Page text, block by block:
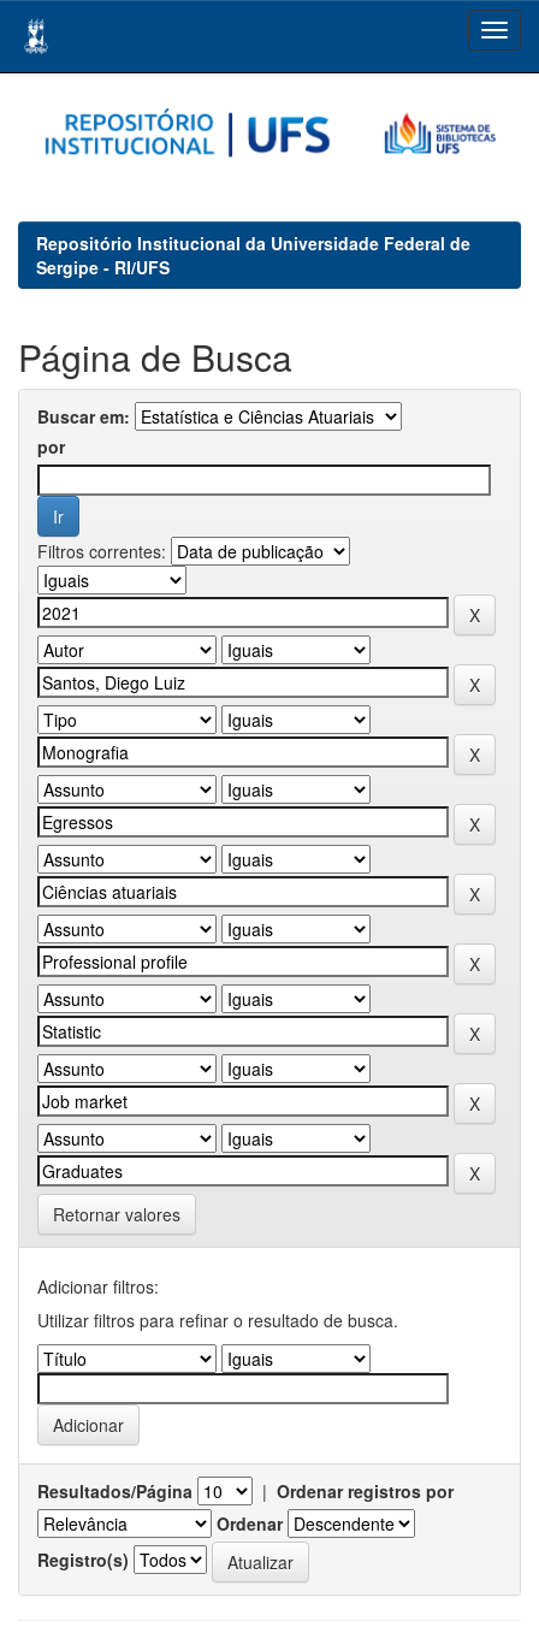
navigation
Repositório Institucional da Universidade Federal de
Sergipe - RI/UFS
Página de Busca
Buscar em:
por
Filtros correntes:
Retornar valores
Adicionar filtros:
Utilizar filtros para refinar o resultado de busca.
Resultados/Página | Ordenar registros por
Ordenar
Registro(s)